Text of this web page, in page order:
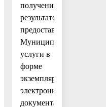
получение
результатов
предоставления
Муниципальной
услуги в
форме
экземпляра
электронного
документа